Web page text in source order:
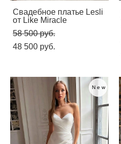
Свадебное платье Lesli
от Like Miracle
58 500 pуб.
48 500 pуб.
New